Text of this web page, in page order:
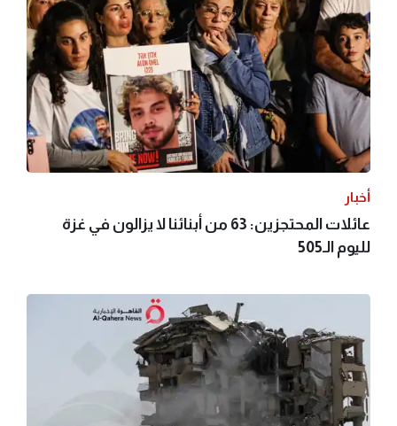
أخبار
عائلات المحتجزين: 63 من أبنائنا لا يزالون في غزة
لليوم الـ505